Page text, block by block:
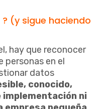
? (y sigue haciendo
hay que reconocer
personas en el
datos
conocido,
ni